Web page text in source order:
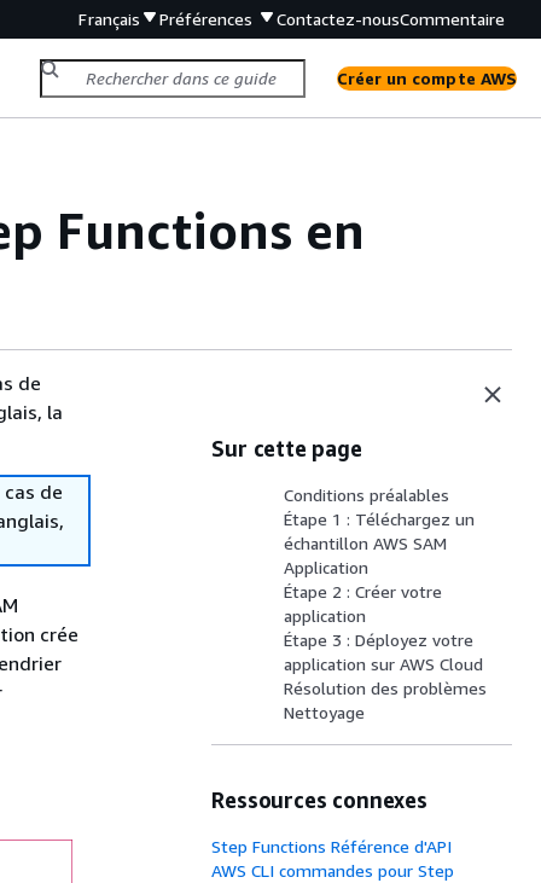
Français Préférences Contactez-nousCommentaire
Créer un compte AWS
Functions en
de
la
de
crée
Sur cette page
Conditions préalables
Étape 1 : Téléchargez un
échantillon AWS SAM
Application
Étape 2 : Créer votre
application
Étape 3 : Déployez votre
application sur AWS Cloud
Résolution des problèmes
Nettoyage
Ressources connexes
Step Functions Référence d'API
AWS CLI commandes pour Step